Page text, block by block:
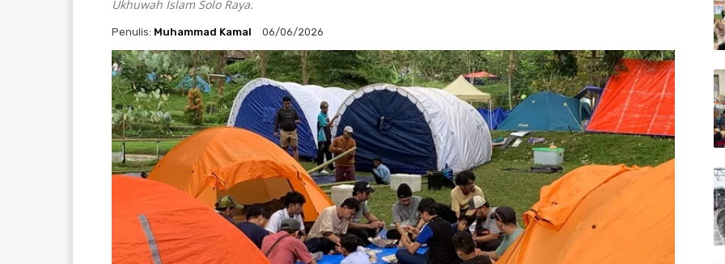
Ukhuwah Islam Solo Raya.
Penulis: Muhammad Kamal 06/06/2026